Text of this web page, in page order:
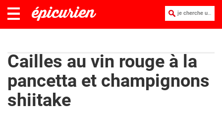
je cherche une recette :
Cailles au vin rouge à la
pancetta et champignons
shiitake